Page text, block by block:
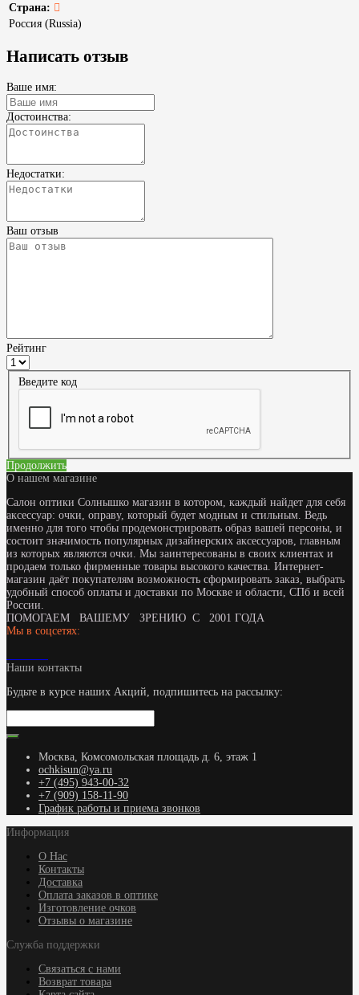
Страна:
Россия (Russia)
Написать отзыв
Ваше имя:
Достоинства:
Недостатки:
Ваш отзыв
Рейтинг
Введите код
Продолжить
О нашем магазине
Салон оптики Солнышко магазин в котором, каждый найдет для себя
аксессуар: очки, оправу, который будет модным и стильным. Ведь
именно для того чтобы продемонстрировать образ вашей персоны, и
состоит значимость популярных дизайнерских аксессуаров, главным
из которых являются очки. Мы заинтересованы в своих клиентах и
продаем только фирменные товары высокого качества. Интернет-
магазин даёт покупателям возможность сформировать заказ, выбрать
удобный способ оплаты и доставки по Москве и области, СПб и всей
России.
ПОМОГАЕМ ВАШЕМУ ЗРЕНИЮ С 2001 ГОДА
Мы в соцсетях:
Наши контакты
Будьте в курсе наших Акций, подпишитесь на рассылку:
Москва, Комсомольская площадь д. 6, этаж 1
ochkisun@ya.ru
+7 (495) 943-00-32
+7 (909) 158-11-90
График работы и приема звонков
Информация
О Нас
Контакты
Доставка
Оплата заказов в оптике
Изготовление очков
Отзывы о магазине
Служба поддержки
Связаться с нами
Возврат товара